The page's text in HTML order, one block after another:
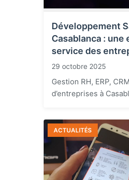
Développement
Casablanca :
service des
29 octobre 2025
Gestion RH, ERP,
d’entreprises à
ACTUALITÉS